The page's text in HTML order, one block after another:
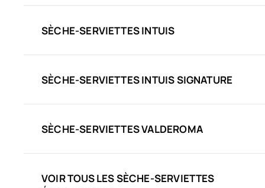
SÈCHE-SERVIETTES INTUIS
SÈCHE-SERVIETTES INTUIS SIGNATURE
SÈCHE-SERVIETTES VALDEROMA
VOIR TOUS LES SÈCHE-SERVIETTES